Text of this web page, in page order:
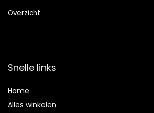
Overzicht
Snelle links
Home
Alles winkelen